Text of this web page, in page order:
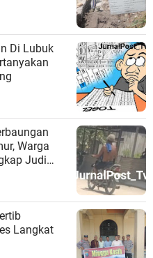
Di Lubuk
Warga
Judi
Langkat